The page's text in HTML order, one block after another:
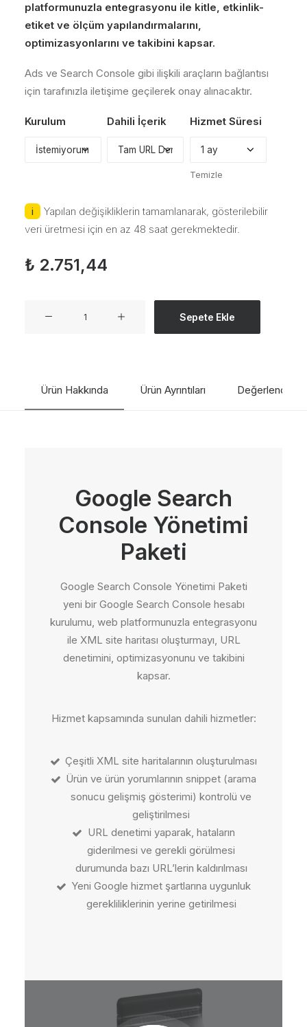
platformunuzla entegrasyonu ile kitle, etkinlik-
etiket ve ölçüm yapılandırmalarını,
optimizasyonlarını ve takibini kapsar.
Ads ve Search Console gibi ilişkili araçların bağlantısı
için tarafınızla iletişime geçilerek onay alınacaktır.
Kurulum Dahili İçerik Hizmet Süresi
Temizle
Yapılan değişikliklerin tamamlanarak, gösterilebilir
veri üretmesi için en az 48 saat gerekmektedir.
₺ 2.751,44
adet
Sepete Ekle
Ürün Hakkında Ürün Ayrıntıları
Google Search
Console Yönetimi
Paketi
Google Search Console Yönetimi Paketi
yeni bir Google Search Console hesabı
kurulumu, web platformunuzla entegrasyonu
ile XML site haritası oluşturmayı, URL
denetimini, optimizasyonunu ve takibini
kapsar.
Hizmet kapsamında sunulan dahili hizmetler:
Çeşitli XML site haritalarının oluşturulması
Ürün ve ürün yorumlarının snippet (arama
sonucu gelişmiş gösterimi) kontrolü ve
geliştirilmesi
URL denetimi yaparak, hataların
giderilmesi ve gerekli görülmesi
durumunda bazı URL’lerin kaldırılması
Yeni Google hizmet şartlarına uygunluk
gerekliliklerinin yerine getirilmesi